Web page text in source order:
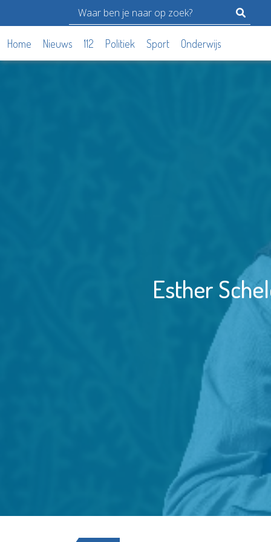
Home Nieuws 112 Politiek Sport Onderwijs
Esther